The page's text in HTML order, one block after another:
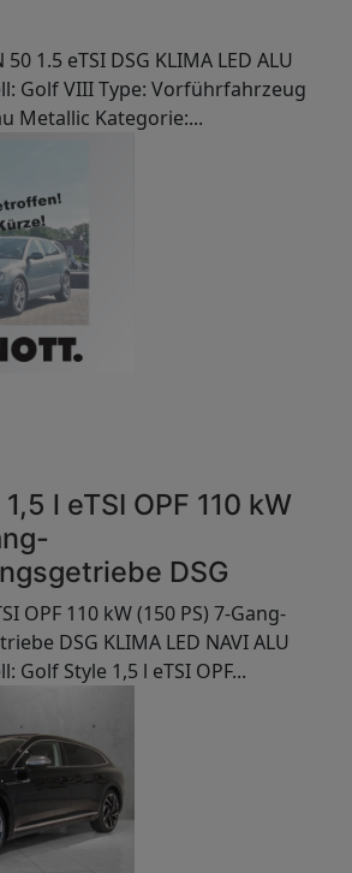
1.5 eTSI DSG KLIMA LED ALU
Golf VIII Type: Vorführfahrzeug
Metallic Kategorie:...
l eTSI OPF 110 kW
DSG
OPF 110 kW (150 PS) 7-Gang-
DSG KLIMA LED NAVI ALU
Golf Style 1,5 l eTSI OPF...